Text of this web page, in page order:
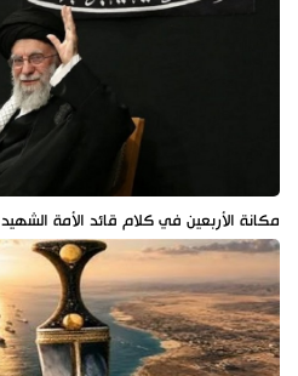
مكانة الأربعين في كلام قائد الأمة الشهيد